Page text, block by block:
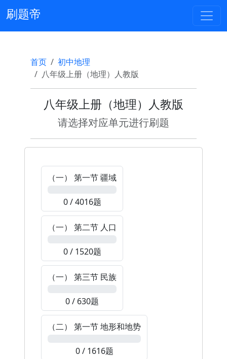
刷题帝
首页
初中地理
八年级上册（地理）人教版
八年级上册（地理）人教版
请选择对应单元进行刷题
（一） 第一节 疆域
0 / 4016题
（一） 第二节 人口
0 / 1520题
（一） 第三节 民族
0 / 630题
（二） 第一节 地形和地势
0 / 1616题